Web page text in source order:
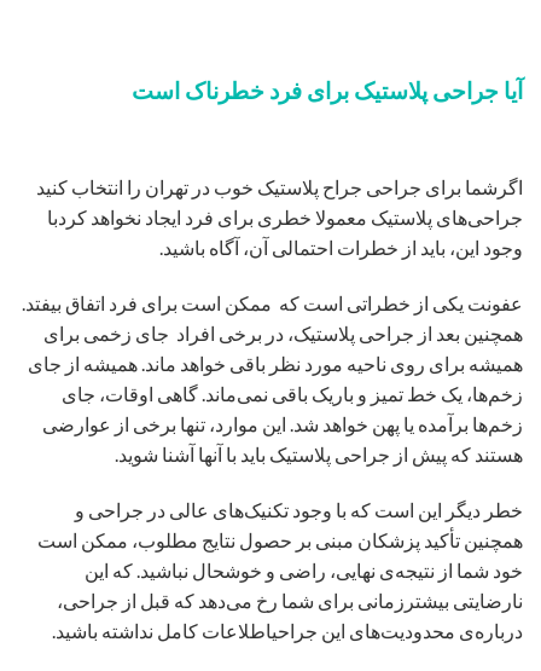
آیا جراحی پلاستیک برای فرد خطرناک است
اگرشما برای جراحی جراح پلاستیک خوب در تهران را انتخاب کنید
جراحی‌‌های پلاستیک معمولا خطری برای فرد ایجاد نخواهد کردبا
وجود این، باید از خطرات احتمالی آن، آگاه باشید.
عفونت یکی از خطراتی است که ممکن است برای فرد اتفاق بیفتد.
همچنین بعد از جراحی پلاستیک، در برخی افراد جای زخمی برای
همیشه برای روی ناحیه مورد نظر باقی خواهد ماند. همیشه از جای
زخم‌ها، یک خط تمیز و باریک باقی نمی‌ماند. گاهی اوقات، جای
زخم‌ها برآمده یا پهن خواهد شد. این موارد، تنها برخی از عوارضی
هستند که پیش از جراحی پلاستیک باید با آنها آشنا شوید.
خطر دیگر این است که با وجود تکنیک‌های عالی در جراحی و
همچنین تأکید پزشکان مبنی بر حصول نتایج مطلوب، ممکن است
خود شما از نتیجه‌ی نهایی، راضی و خوشحال نباشید. که این
نارضایتی بیشترزمانی برای شما رخ می‌دهد که قبل از جراحی،
درباره‌ی محدودیت‌های این جراحیاطلاعات کامل نداشته باشید.